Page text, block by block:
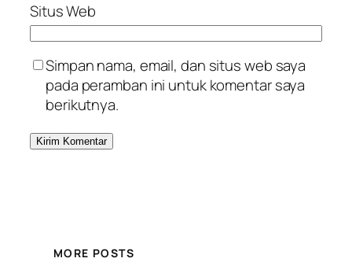
Situs Web
Simpan nama, email, dan situs web saya
pada peramban ini untuk komentar saya
berikutnya.
MORE POSTS